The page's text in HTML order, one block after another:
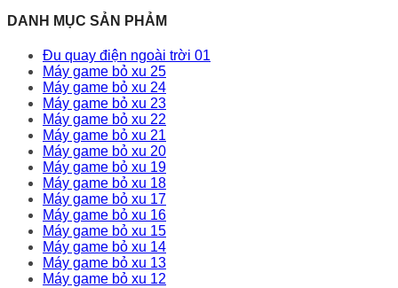
DANH MỤC SẢN PHẢM
Đu quay điện ngoài trời 01
Máy game bỏ xu 25
Máy game bỏ xu 24
Máy game bỏ xu 23
Máy game bỏ xu 22
Máy game bỏ xu 21
Máy game bỏ xu 20
Máy game bỏ xu 19
Máy game bỏ xu 18
Máy game bỏ xu 17
Máy game bỏ xu 16
Máy game bỏ xu 15
Máy game bỏ xu 14
Máy game bỏ xu 13
Máy game bỏ xu 12